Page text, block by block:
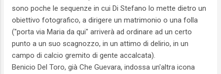
sono poche le sequenze in cui Di Stefano lo mette dietro un
obiettivo fotografico, a dirigere un matrimonio o una folla
("porta via Maria da qui" arriverà ad ordinare ad un certo
punto a un suo scagnozzo, in un attimo di delirio, in un
campo di calcio gremito di gente accalcata).
Benicio Del Toro, già Che Guevara, indossa un'altra icona